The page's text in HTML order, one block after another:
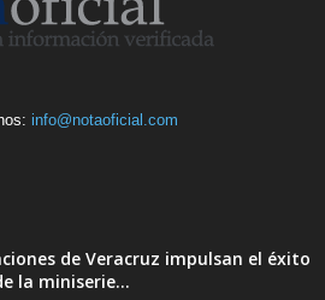
info@notaoficial.com
de Veracruz impulsan el éxito
la miniserie...